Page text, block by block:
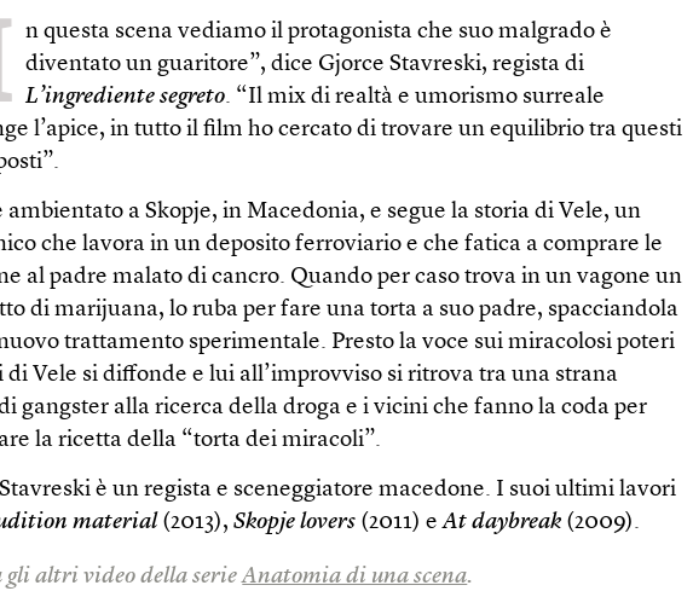
n questa scena vediamo il protagonista che suo malgrado è
diventato un guaritore”, dice Gjorce Stavreski, regista di
L’ingrediente segreto. “Il mix di realtà e umorismo surreale
l’apice, in tutto il film ho cercato di trovare un equilibrio tra questi
ambientato a Skopje, in Macedonia, e segue la storia di Vele, un
che lavora in un deposito ferroviario e che fatica a comprare le
al padre malato di cancro. Quando per caso trova in un vagone un
di marijuana, lo ruba per fare una torta a suo padre, spacciandola
trattamento sperimentale. Presto la voce sui miracolosi poteri
di Vele si diffonde e lui all’improvviso si ritrova tra una strana
gangster alla ricerca della droga e i vicini che fanno la coda per
la ricetta della “torta dei miracoli”.
è un regista e sceneggiatore macedone. I suoi ultimi lavori
material (2013),Skopje lovers (2011) eAt daybreak (2009).
gli altri video della serieAnatomia di una scena.